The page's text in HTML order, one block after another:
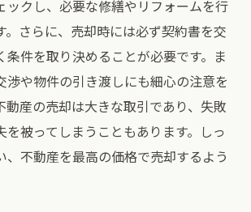
ックし、必要な修繕やリフォームを行
。さらに、売却時には必ず契約書を交
条件を取り決めることが必要です。ま
渉や物件の引き渡しにも細心の注意を
動産の売却は大きな取引であり、失敗
を被ってしまうこともあります。しっ
、不動産を最高の価格で売却するよう